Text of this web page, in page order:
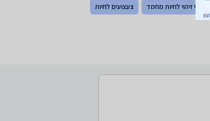
תגי זיהוי לחיות מחמד צעצועים לחיות